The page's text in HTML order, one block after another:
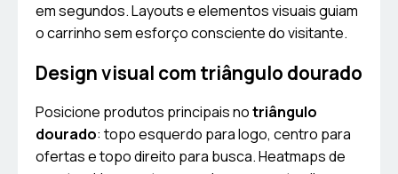
em segundos. Layouts e elementos visuais guiam
o carrinho sem esforço consciente do visitante.
Design visual com triângulo dourado
Posicione produtos principais notriângulo
dourado: topo esquerdo para logo, centro para
ofertas e topo direito para busca. Heatmaps de